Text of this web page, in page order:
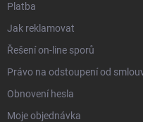
Platba
Jak reklamovat
Řešení on-line sporů
Právo na odstoupení od
Obnovení hesla
Moje objednávka